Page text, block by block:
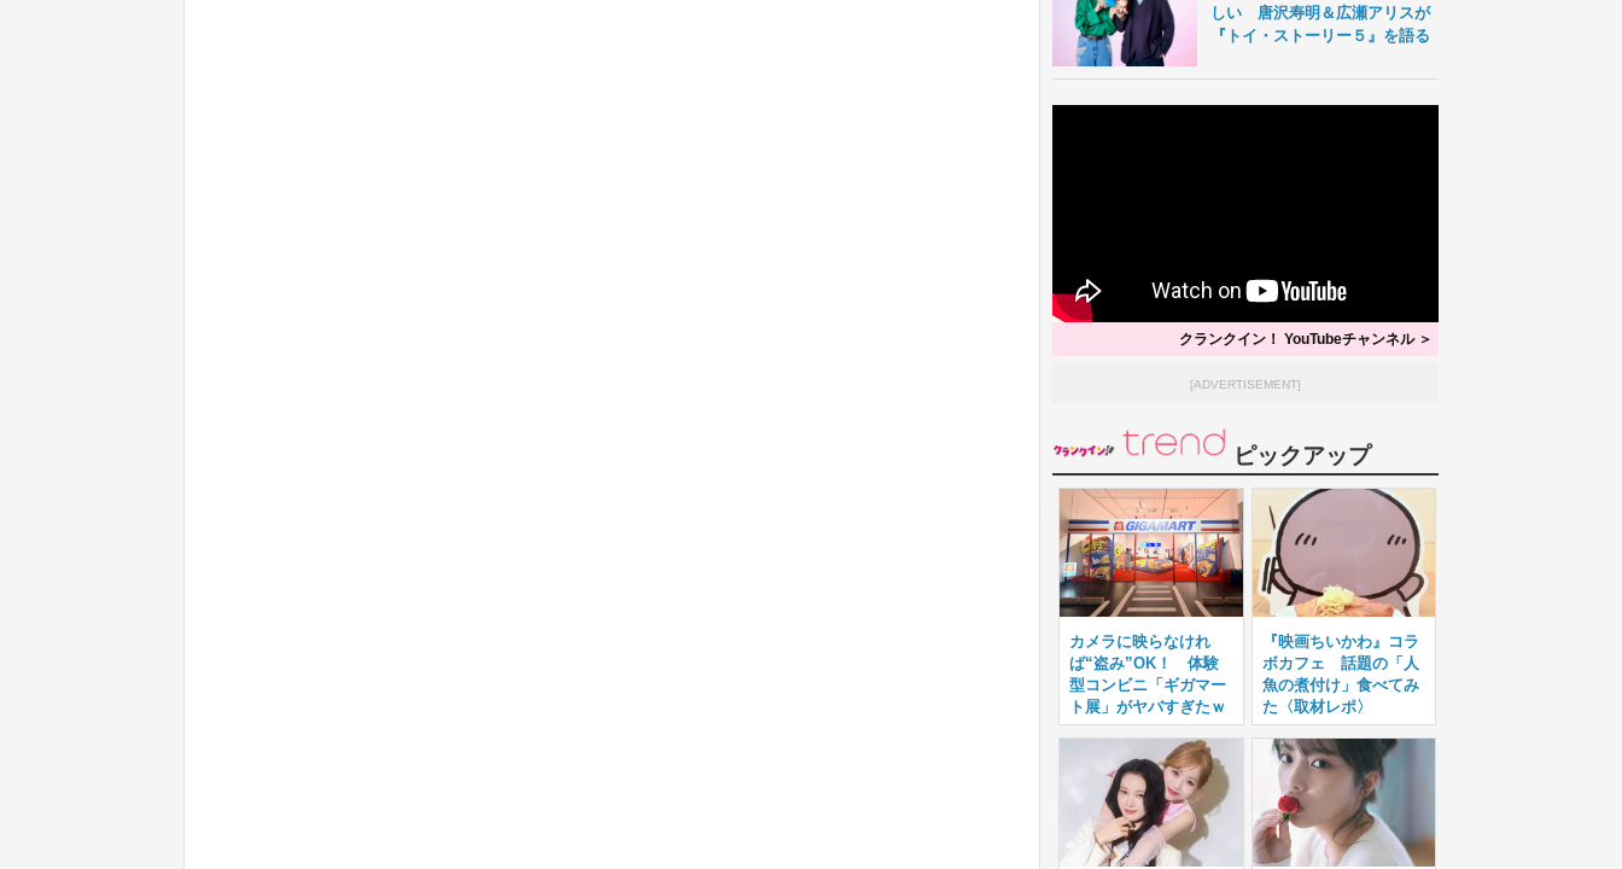
しい 唐沢寿明＆広瀬アリスが
『トイ・ストーリー５』を語る
クランクイン！ YouTubeチャンネル ＞
[ADVERTISEMENT]
ピックアップ
カメラに映らなけれ
ば“盗み”OK！ 体験
型コンビニ「ギガマー
ト展」がヤバすぎたｗ
『映画ちいかわ』コラ
ボカフェ 話題の「人
魚の煮付け」食べてみ
た〈取材レポ〉